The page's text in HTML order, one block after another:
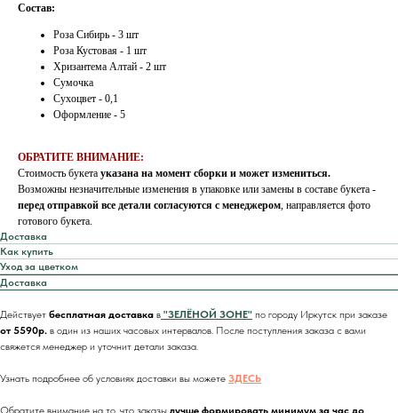
Состав:
Роза Сибирь - 3 шт
Роза Кустовая - 1 шт
Хризантема Алтай - 2 шт
Сумочка
Сухоцвет - 0,1
Оформление - 5
ОБРАТИТЕ ВНИМАНИЕ:
Стоимость букета указана на момент сборки и может измениться.
Возможны незначительные изменения в упаковке или замены в составе букета -
перед отправкой все детали согласуются с менеджером , направляется фото
готового букета.
Доставка
Как купить
Уход за цветком
Доставка
Действует бесплатная доставка в "ЗЕЛЁНОЙ ЗОНЕ" по городу Иркутск при заказе
от 5590р. в один из наших часовых интервалов. После поступления заказа с вами
свяжется менеджер и уточнит детали заказа.
Узнать подробнее об условиях доставки вы можете ЗДЕСЬ
Обратите внимание на то, что заказы лучше формировать минимум за час до